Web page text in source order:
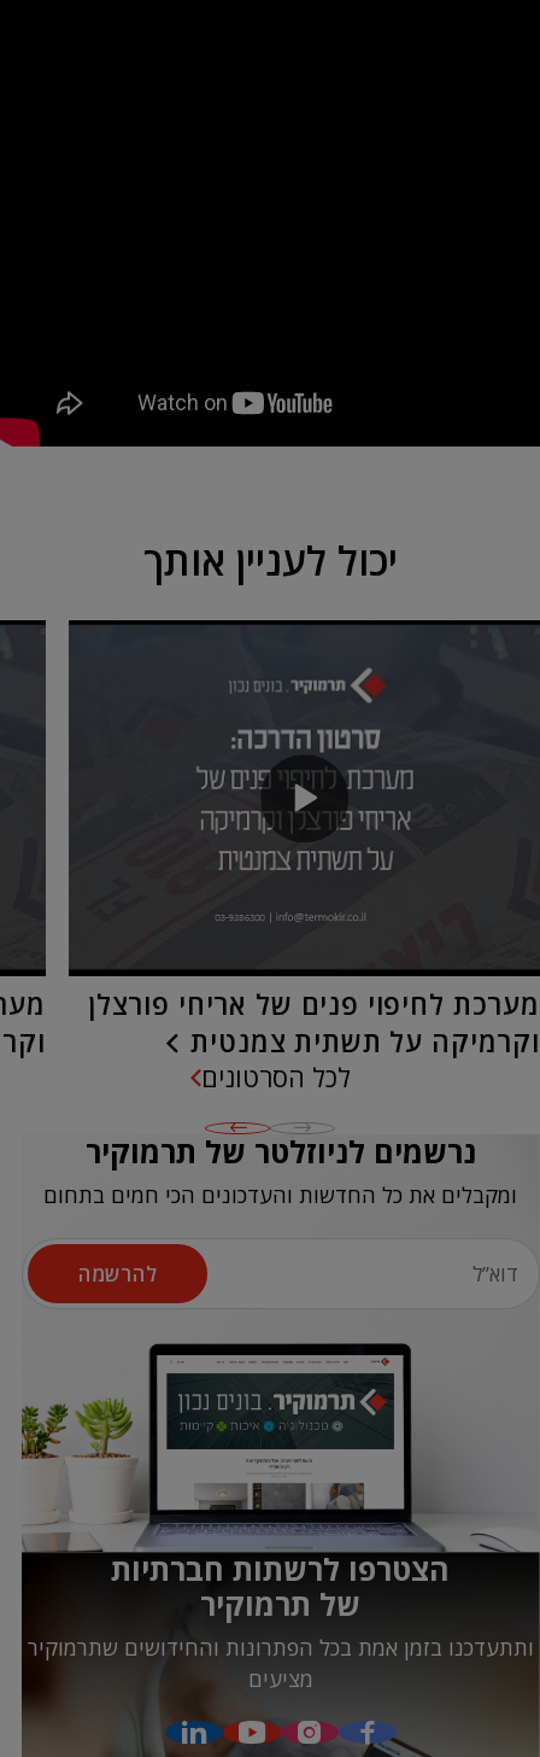
יכול לעניין אותך
מערכת לחיפוי פנים של אריחי פורצלן
וקרמיקה על תשתית צמנטית
לכל הסרטונים
נרשמים לניוזלטר של תרמוקיר
ומקבלים את כל החדשות והעדכונים הכי חמים בתחום
להרשמה
הצטרפו לרשתות חברתיות
של תרמוקיר
ותתעדכנו בזמן אמת בכל הפתרונות והחידושים שתרמוקיר
מציעים